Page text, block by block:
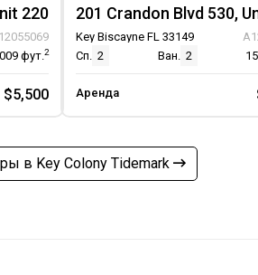
220
фут.2
$5,500
201 Crandon Blvd 530,
Key Biscayne FL 33149
Сп. 2 Ван. 2
Аренда
в Key Colony Tidemark